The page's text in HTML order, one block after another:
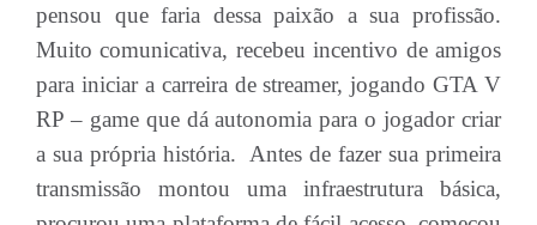
pensou que faria dessa paixão a sua profissão.
Muito comunicativa, recebeu incentivo de amigos
para iniciar a carreira de streamer, jogando GTA V
RP – game que dá autonomia para o jogador criar
a sua própria história. Antes de fazer sua primeira
transmissão montou uma infraestrutura básica,